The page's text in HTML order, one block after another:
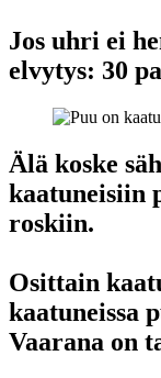
Jos uhri ei
elvytys: 30
Älä koske
kaatuneisiin
roskiin.
Osittain
kaatuneissa
Vaarana on